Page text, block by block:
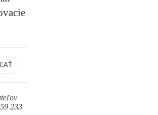
233